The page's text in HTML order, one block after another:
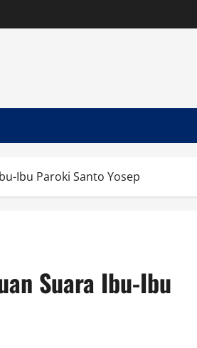
Ibu Paroki Santo Yosep
Suara Ibu-Ibu